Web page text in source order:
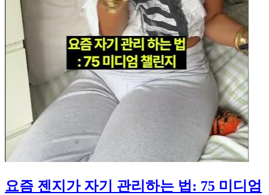
요즘 젠지가 자기 관리하는 법: 75 미디엄